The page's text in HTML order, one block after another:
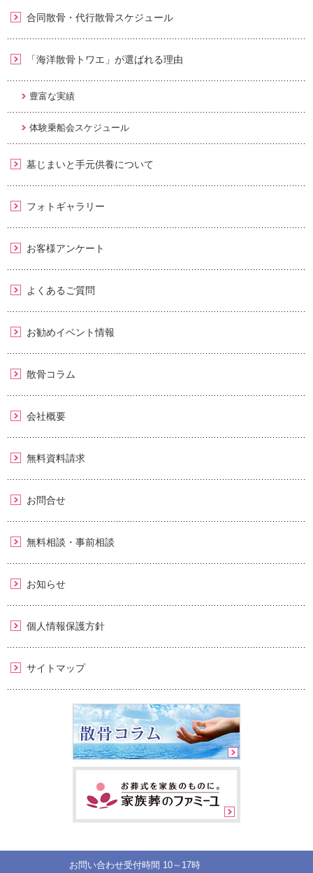
合同散骨・代行散骨スケジュール
「海洋散骨トワエ」が選ばれる理由
豊富な実績
体験乗船会スケジュール
墓じまいと手元供養について
フォトギャラリー
お客様アンケート
よくあるご質問
お勧めイベント情報
散骨コラム
会社概要
無料資料請求
お問合せ
無料相談・事前相談
お知らせ
個人情報保護方針
サイトマップ
お問い合わせ受付時間 10～17時